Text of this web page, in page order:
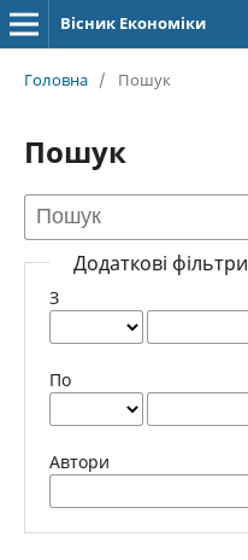
Вісник Економіки
Головна / Пошук
Пошук
Додаткові фільтри
З
По
Автори